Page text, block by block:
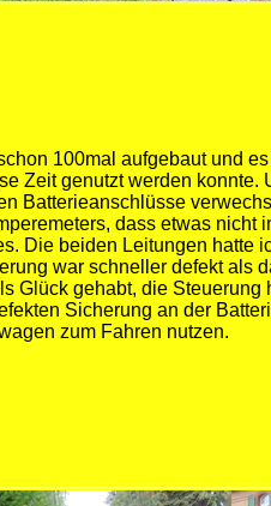
100mal aufgebaut und
Zeit genutzt werden konnte.
Batterieanschlüsse
dass etwas nicht
Die beiden Leitungen hatte
war schneller defekt als
Glück gehabt, die Steuerung
Sicherung an der
zum Fahren nutzen.